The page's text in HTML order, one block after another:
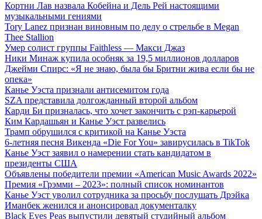
Кортни Лав назвала Кобейна и Дель Рей настоящими
музыкальными гениями
Tory Lanez признан виновным по делу о стрельбе в Megan
Thee Stallion
Умер солист группы Faithless — Макси Джаз
Ники Минаж купила особняк за 19,5 миллионов долларов
Джейми Спирс: «Я не знаю, была бы Бритни жива если бы не
опека»
Канье Уэста признали антисемитом года
SZA представила долгожданный второй альбом
Карди Би призналась, что хочет закончить с рэп-карьерой
Ким Кардашьян и Канье Уэст развелись
Трамп обрушился с критикой на Канье Уэста
6-летняя песня Викенда «Die For You» завирусилась в TikTok
Канье Уэст заявил о намерении стать кандидатом в
президенты США
Объявлены победители премии «American Music Awards 2022»
Премия «Грэмми – 2023»: полный список номинантов
Канье Уэст уволил сотрудника за просьбу послушать Дрэйка
Иманбек женился и анонсировал документалку
Black Eyes Peas выпустили девятый студийный альбом